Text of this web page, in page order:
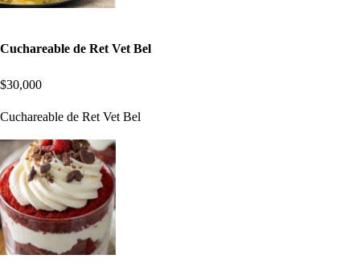
Cuchareable de Ret Vet Bel
$30,000
Cuchareable de Ret Vet Bel